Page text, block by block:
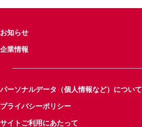
お知らせ
企業情報
パーソナルデータ（個人情報など）について
プライバシーポリシー
サイトご利用にあたって